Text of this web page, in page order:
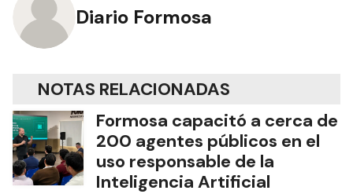
Diario Formosa
NOTAS RELACIONADAS
Formosa capacitó a cerca de
200 agentes públicos en el
uso responsable de la
Inteligencia Artificial